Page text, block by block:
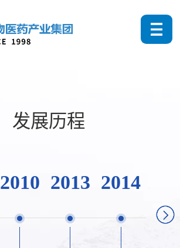
发展历程
2010 2013 2014